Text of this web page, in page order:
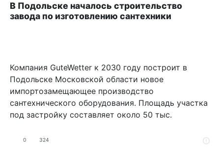
В Подольске началось строительство
завода по изготовлению сантехники
Компания GuteWetter к 2030 году построит в
Подольске Московской области новое
импортозамещающее производство
сантехнического оборудования. Площадь участка
под застройку составляет около 50 тыс.
0 324